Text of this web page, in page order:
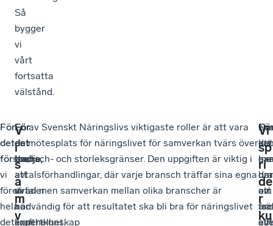
Så
bygger
vi
vårt
fortsatta
välstånd.
För
det
första,
vi
företräder
hela
det
För
det
andra,
att
vi
har
expertkunskap
För
det
tredje,
att
vi
har
kraft
V
i
s
a
m
v
En av Svenskt Näringslivs viktigaste roller är att vara
en mötesplats för näringslivet för samverkan tvärs över
bransch- och storleksgränser. Den uppgiften är viktig i
avtalsförhandlingar, där varje bransch träffar sina egna
avtal men samverkan mellan olika branscher är
nödvändig för att resultatet ska bli bra för näringslivet
som helhet.
det
om
att
om
Om
ett
av
Vi
sp
ri
de
r
ku